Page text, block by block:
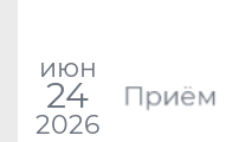
июн
24
2026
Приём